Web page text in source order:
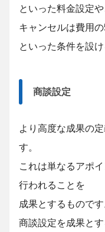
といった料金設定
キャンセルは費用の
といった条件を設
商談設定
より高度な成果の
す。
これは単なるアポ
行われることを
成果とするものです
商談設定を成果と